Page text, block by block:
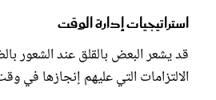
استراتيجيات إدارة الوقت
قد يشعر البعض بالقلق عند الشعور
الالتزامات التي عليهم إنجازها في